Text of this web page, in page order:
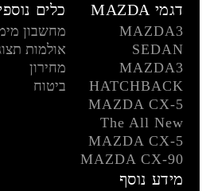
דגמי MAZDA
MAZDA3
SEDAN
MAZDA3
HATCHBACK
MAZDA CX-5
The All New
MAZDA CX-5
MAZDA CX-90
כלים נוספים
מחשבון מימון
אולמות תצוגה
מחירון
ביטוח
מידע נוסף